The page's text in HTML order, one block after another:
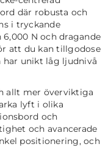
där robusta och
i tryckande
6,000 N och dragande
att du kan tillgodose
har unikt låg ljudnivå
allt mer överviktiga
lyft i olika
och
och avancerade
positionering, och